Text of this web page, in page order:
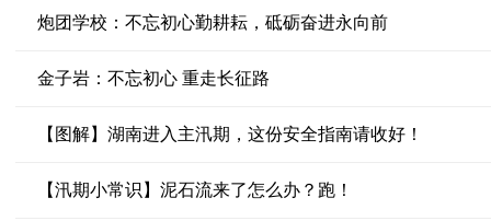
炮团学校：不忘初心勤耕耘，砥砺奋进永向前
金子岩：不忘初心 重走长征路
【图解】湖南进入主汛期，这份安全指南请收好！
【汛期小常识】泥石流来了怎么办？跑！